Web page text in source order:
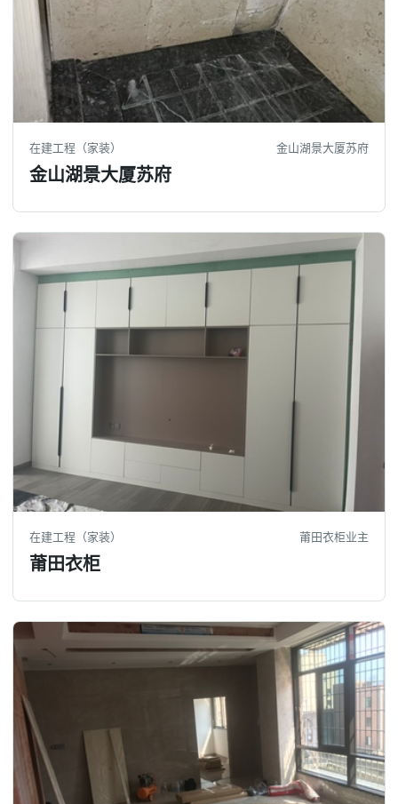
在建工程（家装） 金山湖景大厦苏府
金山湖景大厦苏府
在建工程（家装） 莆田衣柜业主
莆田衣柜